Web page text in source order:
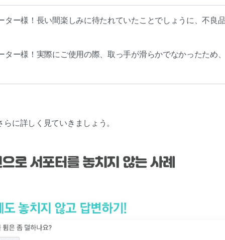
ター様！長い間楽しみに待たれていたことでしょうに、不良
ター様！実際にご使用の際、取っ手が滑らかでなかったため
に詳しく見ていきましょう。